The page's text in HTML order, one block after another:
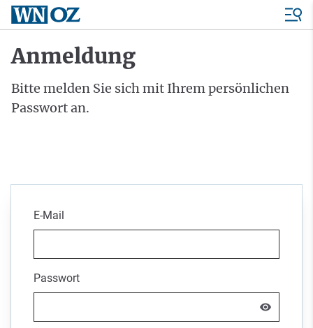
Anmeldung
Bitte melden Sie sich mit Ihrem persönlichen
Passwort an.
E-Mail
Passwort